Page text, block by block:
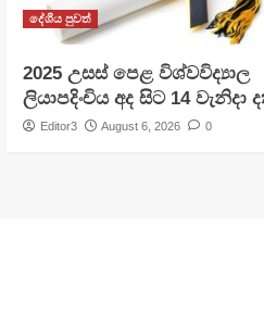
දේශීය පුවත්
​2025 උසස් පෙළ විශ්වවිද්‍යාල
ලියාපදිංචිය අද සිට 14 වැනිදා
Editor3 August 6, 2026 0